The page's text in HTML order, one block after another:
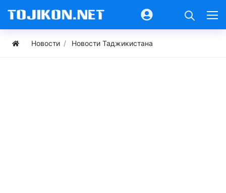
Новости Новости Таджикистана